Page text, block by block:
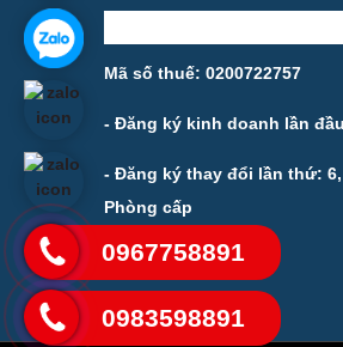
Mã số thuế: 0200722757
- Đăng ký kinh doanh lần
- Đăng ký thay đổi lần thứ:
Phòng cấp
0967758891
0983598891